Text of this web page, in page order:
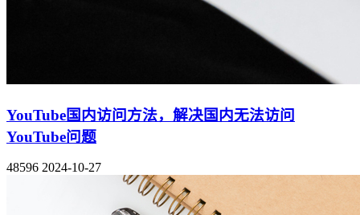
YouTube国内访问方法，解决国内无法访问
YouTube问题
48596 2024-10-27